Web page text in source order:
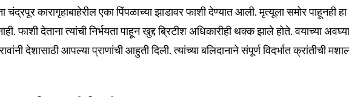
चंद्रपूर कारागृहाबाहेरील एका पिंपळाच्या झाडावर फाशी देण्यात आली. मृत्यूला समोर पाहूनही हा
फाशी देताना त्यांची निर्भयता पाहून खुद्द ब्रिटीश अधिकारीही थक्क झाले होते. वयाच्या
देशासाठी आपल्या प्राणांची आहुती दिली. त्यांच्या बलिदानाने संपूर्ण विदर्भात क्रांतीची